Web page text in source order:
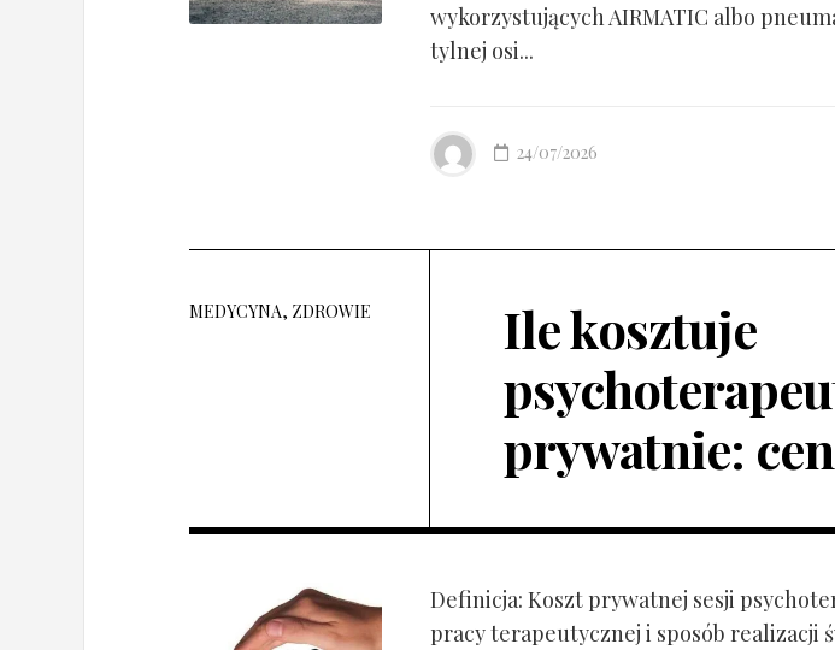
wykorzystujących AIRMATIC albo
tylnej osi...
24/07/2026
MEDYCYNA, ZDROWIE
Ile kosztuje
prywatnie:
Definicja: Koszt prywatnej sesji
pracy terapeutycznej i sposób realizacji